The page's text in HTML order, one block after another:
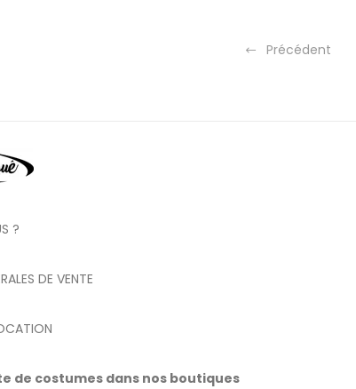
Précédent
?
DE VENTE
de costumes dans nos boutiques